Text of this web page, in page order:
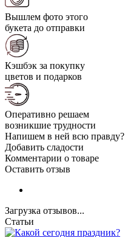
Вышлем фото этого
букета до отправки
Кэшбэк за покупку
цветов и подарков
Оперативно решаем
возникшие трудности
Напишем в ней всю правду?
Добавить сладости
Комментарии о товаре
Оставить отзыв
Загрузка отзывов...
Статьи